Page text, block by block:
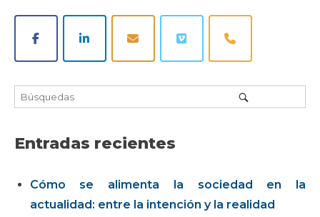
Entradas recientes
Cómo se alimenta la sociedad en la
actualidad: entre la intención y la realidad